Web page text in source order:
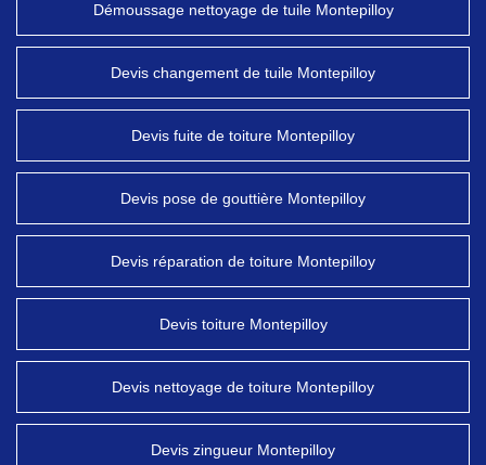
Démoussage nettoyage de tuile Montepilloy
Devis changement de tuile Montepilloy
Devis fuite de toiture Montepilloy
Devis pose de gouttière Montepilloy
Devis réparation de toiture Montepilloy
Devis toiture Montepilloy
Devis nettoyage de toiture Montepilloy
Devis zingueur Montepilloy